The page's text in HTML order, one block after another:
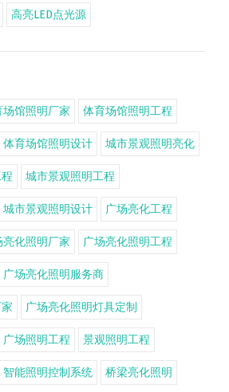
高亮LED点光源
场馆照明厂家 体育场馆照明工程
体育场馆照明设计 城市景观照明亮化
城市景观照明工程
城市景观照明设计 广场亮化工程
亮化照明厂家 广场亮化照明工程
广场亮化照明服务商
广场亮化照明灯具定制
广场照明工程 景观照明工程
智能照明控制系统 桥梁亮化照明